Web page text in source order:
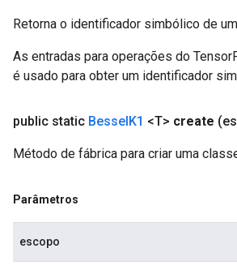
Retorna o identificador simbólico de
As entradas para operações do
é usado para obter um identificador
public static BesselK1 <T> create
Método de fábrica para criar uma
Parâmetros
escopo